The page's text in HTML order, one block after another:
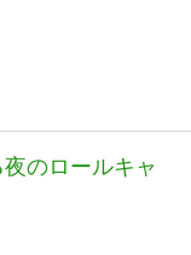
のロールキャ